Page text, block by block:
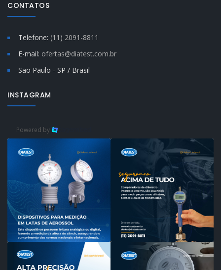
CONTATOS
Telefone: (11) 2091-8811
E-mail: ofertas@diatest.com.br
São Paulo - SP / Brasil
INSTAGRAM
Powered by